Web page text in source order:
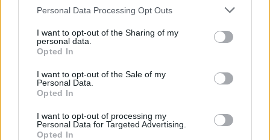
Personal Data Processing Opt Outs
I want to opt-out of the Sharing of my
personal data.
Opted In
I want to opt-out of the Sale of my
Personal Data.
Opted In
I want to opt-out of processing my
Personal Data for Targeted Advertising.
Opted In
GIGASET GL7 – TELEFONO CELLULARE 4G A CONCHIGLIA CON WHATAPP E
Premendo il pulsante WhatsApp, si apre l’APP di messaggistica e si